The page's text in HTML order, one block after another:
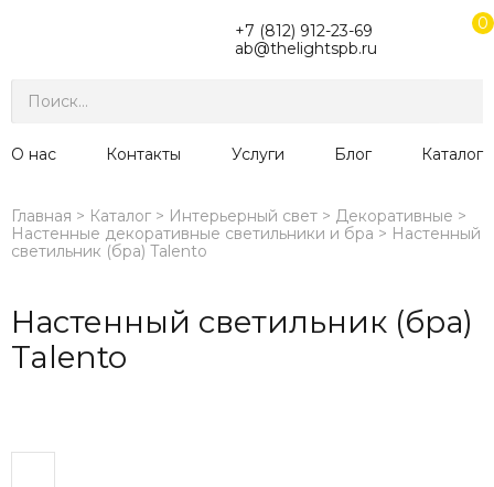
+7 (812) 912-23-69
ab@thelightspb.ru
0
О нас Контакты Услуги Блог Каталог
Главная Каталог Интерьерный свет
Декоративные
Настенные декоративные светильники и бра
Настенный
светильник (бра) Talento
Настенный светильник (бра)
Talento